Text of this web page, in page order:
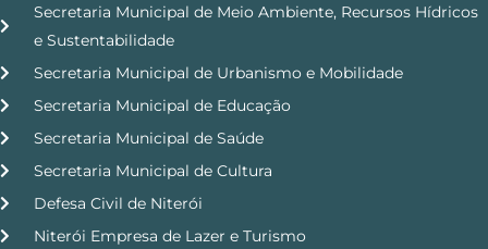
Secretaria Municipal de Meio Ambiente, Recursos Hídricos
e Sustentabilidade
Secretaria Municipal de Urbanismo e Mobilidade
Secretaria Municipal de Educação
Secretaria Municipal de Saúde
Secretaria Municipal de Cultura
Defesa Civil de Niterói
Niterói Empresa de Lazer e Turismo